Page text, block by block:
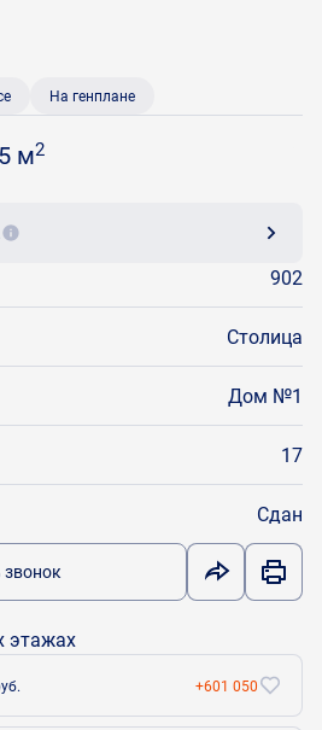
На генплане
м2
902
Столица
Дом №1
17
Сдан
звонок
этажах
+601 050